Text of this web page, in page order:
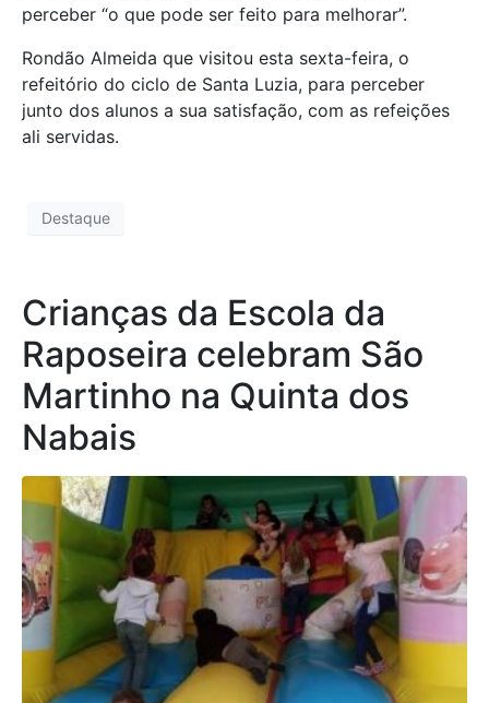
perceber “o que pode ser feito para melhorar”.
Rondão Almeida que visitou esta sexta-feira, o
refeitório do ciclo de Santa Luzia, para perceber
junto dos alunos a sua satisfação, com as refeições
ali servidas.
Destaque
Crianças da Escola da
Raposeira celebram São
Martinho na Quinta dos
Nabais